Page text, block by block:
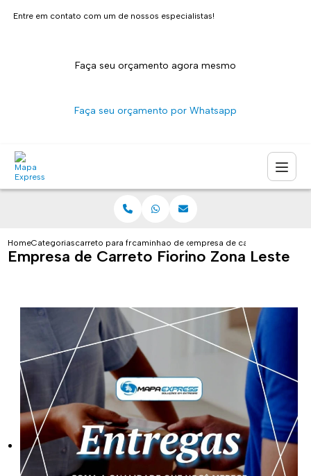
Entre em contato com um de nossos especialistas!
Faça seu orçamento agora mesmo
Faça seu orçamento por Whatsapp
HomeCategoriascarreto para fretescaminhao de carreto sao paulo
empresa de carreto fiorino
Empresa de Carreto Fiorino Zona Leste